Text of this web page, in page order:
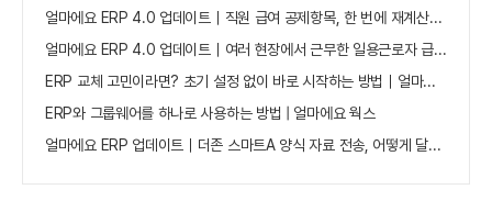
얼마에요 ERP 4.0 업데이트｜직원 급여 공제항목, 한 번에 재계산하세요
얼마에요 ERP 4.0 업데이트｜여러 현장에서 근무한 일용근로자 급여, 현장별로 선택 수집하세요
ERP 교체 고민이라면? 초기 설정 없이 바로 시작하는 방법｜얼마에요 ERP
ERP와 그룹웨어를 하나로 사용하는 방법 | 얼마에요 웍스
얼마에요 ERP 업데이트｜더존 스마트A 양식 자료 전송, 어떻게 달라졌나요?